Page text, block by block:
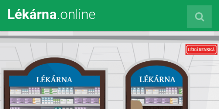
Lékárna.online